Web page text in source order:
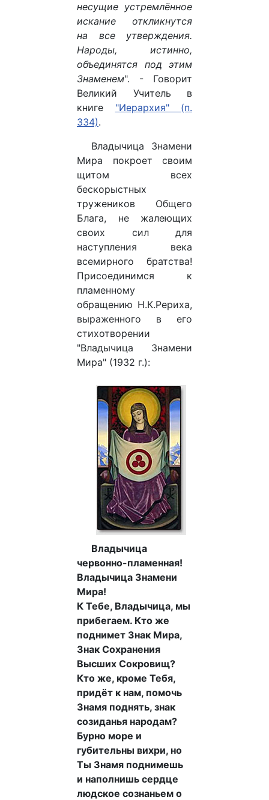
несущие устремлённое
искание откликнутся
на все утверждения.
Народы, истинно,
объединятся под этим
Знаменем". - Говорит
Великий Учитель в
книге "Иерархия" (п.
334).
Владычица Знамени
Мира покроет своим
щитом всех
бескорыстных
тружеников Общего
Блага, не жалеющих
своих сил для
наступления века
всемирного братства!
Присоединимся к
пламенному
обращению Н.К.Рериха,
выраженного в его
стихотворении
"Владычица Знамени
Мира" (1932 г.):
Владычица
червонно-пламенная!
Владычица Знамени
Мира!
К Тебе, Владычица, мы
прибегаем. Кто же
поднимет Знак Мира,
Знак Сохранения
Высших Сокровищ?
Кто же, кроме Тебя,
придёт к нам, помочь
Знамя поднять, знак
созиданья народам?
Бурно море и
губительны вихри, но
Ты Знамя поднимешь
и наполнишь сердце
людское сознаньем о